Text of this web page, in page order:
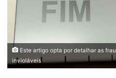
Este artigo opta por detalhar as
invioláveis